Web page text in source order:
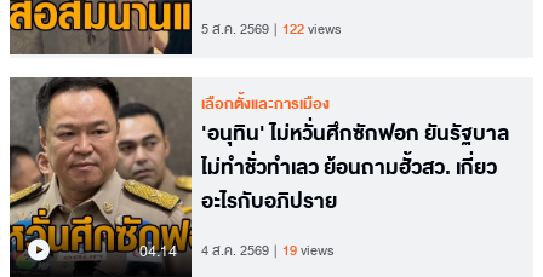
5 ส.ค. 2569 122views
04.14
เลือกตั้งและการเมือง
'อนุทิน' ไม่หวั่นศึกซักฟอก ยันรัฐบาล
ไม่ทำชั่วทำเลว ย้อนถามฮั้วสว. เกี่ยว
อะไรกับอภิปราย
4 ส.ค. 2569 19views